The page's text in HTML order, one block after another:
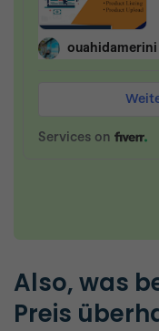
Also, was
Preis